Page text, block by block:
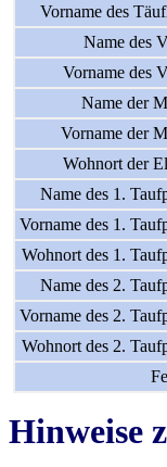
Vorname des
Name des
Vorname des
Name der
Vorname der
Wohnort der
Name des 1.
Vorname des 1.
Wohnort des 1.
Name des 2.
Vorname des 2.
Wohnort des 2.
Hinweise